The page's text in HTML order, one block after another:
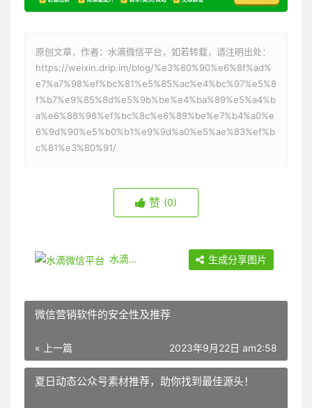
原创文章，作者：水滴微信平台，如若转载，请注明出处：
https://weixin.drip.im/blog/%e3%80%90%e6%8f%ad%
e7%a7%98%ef%bc%81%e5%85%ac%e4%bc%97%e5%8
f%b7%e9%85%8d%e5%9b%be%e4%ba%89%e5%a4%b
a%e6%88%98%ef%bc%8c%e6%89%be%e7%b4%a0%e
6%9d%90%e5%b0%b1%e9%9d%a0%e5%ae%83%ef%b
c%81%e3%80%91/
赞 (0)
水滴微信平台 生成分享图片
微信营销软件的安全性及推荐
« 上一篇 2023年9月22日 am2:58
夏日动态公众号素材推荐，助你找到最佳源头！